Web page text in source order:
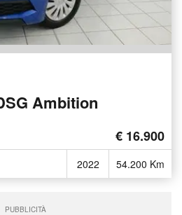
Ambition
€ 16.900
2022 54.200 Km
PUBBLICITÀ